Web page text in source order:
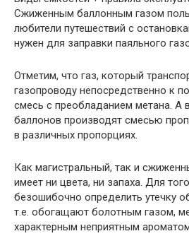
Сжиженным баллонным газом
любители путешествий с
нужен для заправки паяльного
Отметим, что газ, который
газопроводу непосредственно к
смесь с преобладанием метана. А
баллонов производят смесью
в различных пропорциях.
Как магистральный, так и
имеет ни цвета, ни запаха. Для
безошибочно определить утечку
т.е. обогащают болотным газом,
характерным неприятным